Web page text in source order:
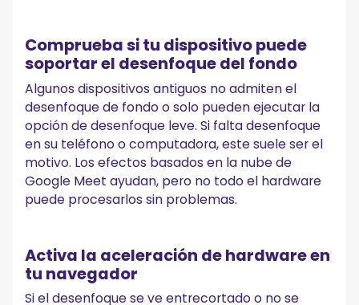
Comprueba si tu dispositivo puede
soportar el desenfoque del fondo
Algunos dispositivos antiguos no admiten el
desenfoque de fondo o solo pueden ejecutar la
opción de desenfoque leve. Si falta desenfoque
en su teléfono o computadora, este suele ser el
motivo. Los efectos basados en la nube de
Google Meet ayudan, pero no todo el hardware
puede procesarlos sin problemas.
Activa la aceleración de hardware en
tu navegador
Si el desenfoque se ve entrecortado o no se